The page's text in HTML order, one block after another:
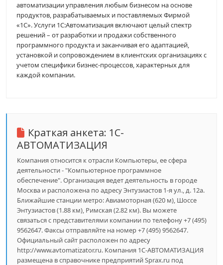
автоматизации управления любым бизнесом на основе
продуктов, разрабатываемых и поставляемых Фирмой
«1С». Услуги 1С:Автоматизация включают целый спектр
решений – от разработки и продажи собственного
программного продукта и заканчивая его адаптацией,
установкой и сопровождением в клиентских организациях с
учетом специфики бизнес-процессов, характерных для
каждой компании.
Краткая анкета: 1С-
АВТОМАТИЗАЦИЯ
Компания относится к отрасли Компьютеры, ее сфера
деятельности - "Компьютерное программное
обеспечение". Организация ведет деятельность в городе
Москва и расположена по адресу Энтузиастов 1-я ул., д. 12а.
Ближайшие станции метро: Авиамоторная (620 м), Шоссе
Энтузиастов (1.88 км), Римская (2.82 км). Вы можете
связаться с представителями компании по телефону +7 (495)
9562647. Факсы отправляйте на номер +7 (495) 9562647.
Официальный сайт расположен по адресу
http://www.avtomatizator.ru. Компания 1С-АВТОМАТИЗАЦИЯ
размещена в справочнике предприятий Sprax.ru под